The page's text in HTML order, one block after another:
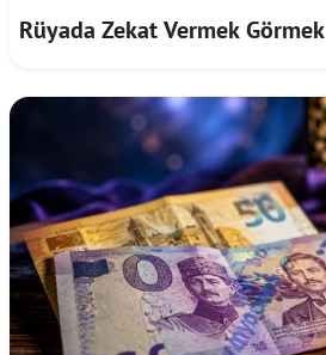
Rüyada Zekat Vermek Görmek